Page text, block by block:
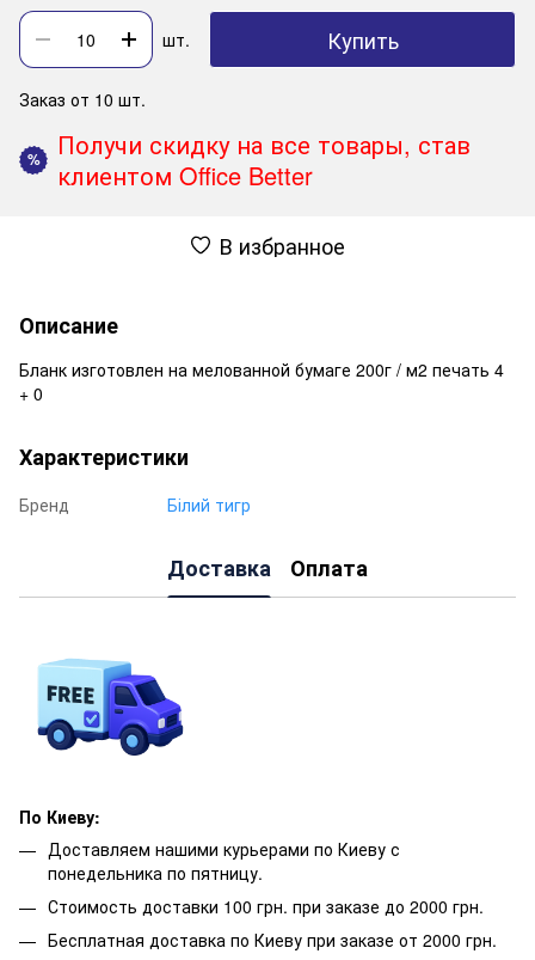
шт. Купить
Заказ от 10 шт.
%
Получи скидку на все товары, став
клиентом Office Better
В избранное
Описание
Бланк изготовлен на мелованной бумаге 200г / м2 печать 4
+ 0
Характеристики
Бренд Білий тигр
Доставка Оплата
По Киеву:
Доставляем нашими курьерами по Киеву с
понедельника по пятницу.
Стоимость доставки 100 грн. при заказе до 2000 грн.
Бесплатная доставка по Киеву при заказе от 2000 грн.